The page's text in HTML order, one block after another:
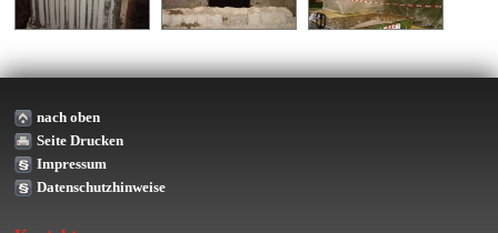
nach oben
Seite Drucken
Impressum
Datenschutzhinweise